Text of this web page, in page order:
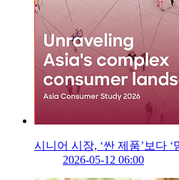
시니어 시장, ‘싼 제품’보다
2026-05-12 06:00